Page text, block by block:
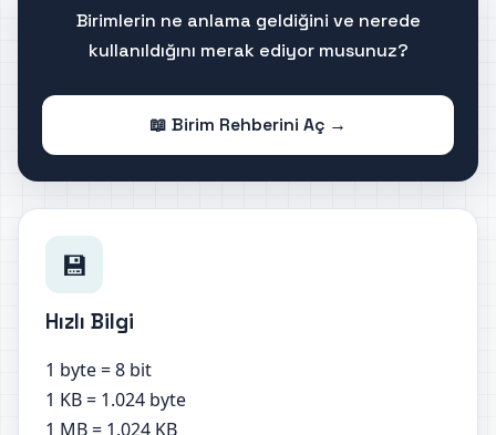
Birimlerin ne anlama geldiğini ve nerede
kullanıldığını merak ediyor musunuz?
📖 Birim Rehberini Aç →
💾
Hızlı Bilgi
1 byte = 8 bit
1 KB = 1.024 byte
1 MB = 1.024 KB